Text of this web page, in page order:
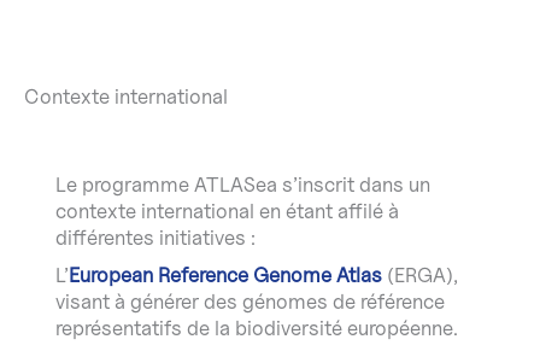
Contexte international
Le programme ATLASea s’inscrit dans un
contexte international en étant affilé à
différentes initiatives :
L’European Reference Genome Atlas (ERGA),
visant à générer des génomes de référence
représentatifs de la biodiversité européenne.